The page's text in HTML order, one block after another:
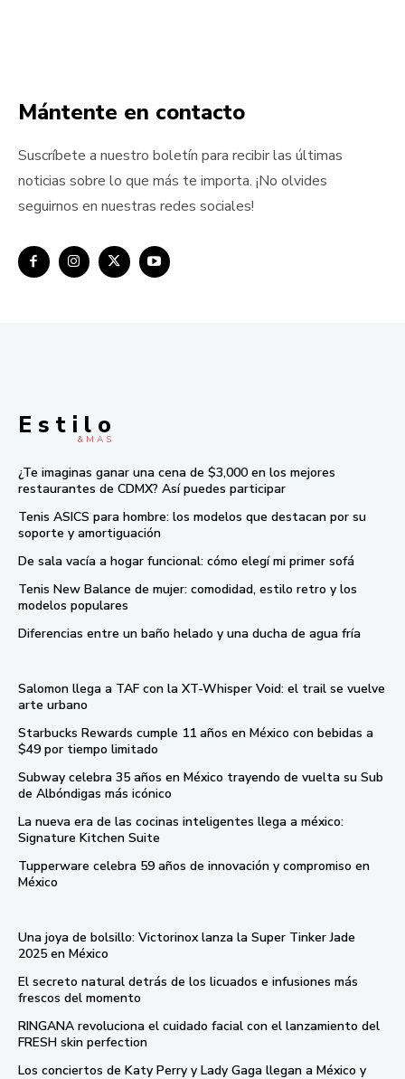
Mántente en contacto
Suscríbete a nuestro boletín para recibir las últimas
noticias sobre lo que más te importa. ¡No olvides
seguirnos en nuestras redes sociales!
E s t i l o
& M À S
¿Te imaginas ganar una cena de $3,000 en los mejores
restaurantes de CDMX? Así puedes participar
Tenis ASICS para hombre: los modelos que destacan por su
soporte y amortiguación
De sala vacía a hogar funcional: cómo elegí mi primer sofá
Tenis New Balance de mujer: comodidad, estilo retro y los
modelos populares
Diferencias entre un baño helado y una ducha de agua fría
Salomon llega a TAF con la XT-Whisper Void: el trail se vuelve
arte urbano
Starbucks Rewards cumple 11 años en México con bebidas a
$49 por tiempo limitado
Subway celebra 35 años en México trayendo de vuelta su Sub
de Albóndigas más icónico
La nueva era de las cocinas inteligentes llega a méxico:
Signature Kitchen Suite
Tupperware celebra 59 años de innovación y compromiso en
México
Una joya de bolsillo: Victorinox lanza la Super Tinker Jade
2025 en México
El secreto natural detrás de los licuados e infusiones más
frescos del momento
RINGANA revoluciona el cuidado facial con el lanzamiento del
FRESH skin perfection
Los conciertos de Katy Perry y Lady Gaga llegan a México y